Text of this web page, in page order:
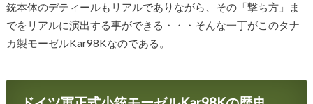
銃本体のデティールもリアルでありながら、その「撃ち方」ま
でをリアルに演出する事ができる・・・そんな一丁がこのタナ
カ製モーゼルKar98Kなのである。